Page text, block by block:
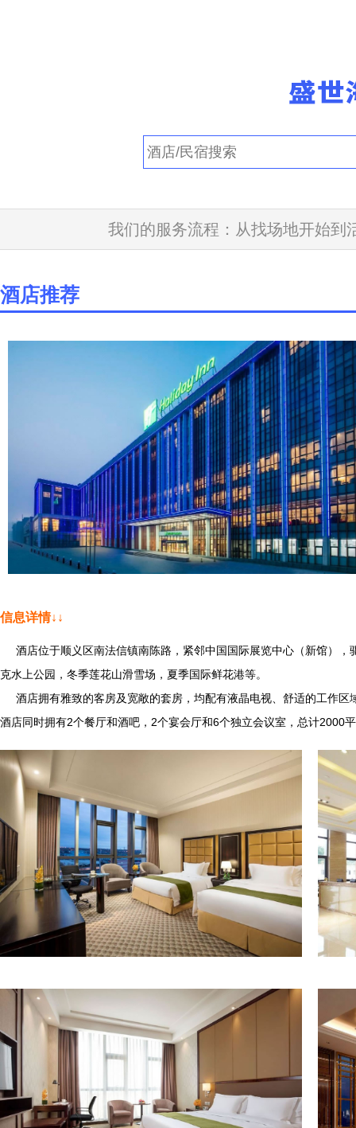
我们的服务流程：从找场地开始到
酒店推荐
信息详情↓↓
酒店位于顺义区南法信镇南陈路，紧邻中国国际展览中心（新馆），
克水上公园，冬季莲花山滑雪场，夏季国际鲜花港等。
酒店拥有雅致的客房及宽敞的套房，均配有液晶电视、舒适的工作区
酒店同时拥有2个餐厅和酒吧，2个宴会厅和6个独立会议室，总计2000